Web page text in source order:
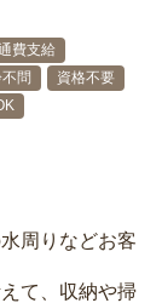
費支給
問
資格不要
周りなどお客
て、収納や掃